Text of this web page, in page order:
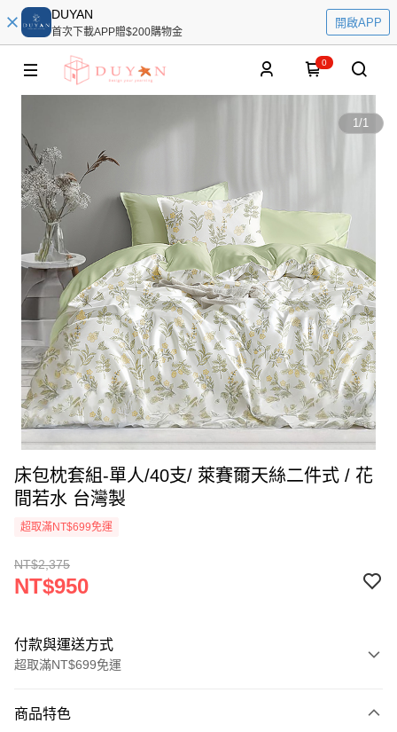
DUYAN
首次下載APP贈$200購物金
開啟APP
0
1/1
床包枕套組-單人/40支/ 萊賽爾天絲二件式 / 花
間若水 台灣製
超取滿NT$699免運
NT$2,375
NT$950
付款與運送方式
超取滿NT$699免運
信用卡一次付款
商品特色